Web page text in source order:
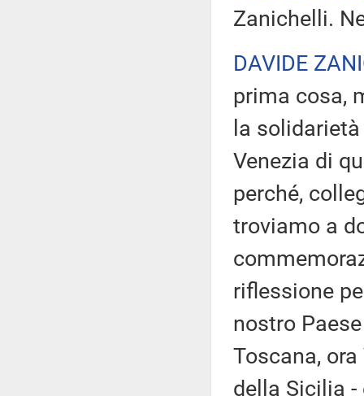
Zanichelli.
DAVIDE
prima cosa,
la
Venezia di
perché,
troviamo a
riflessione
nostro
Toscana,
della Sicilia -